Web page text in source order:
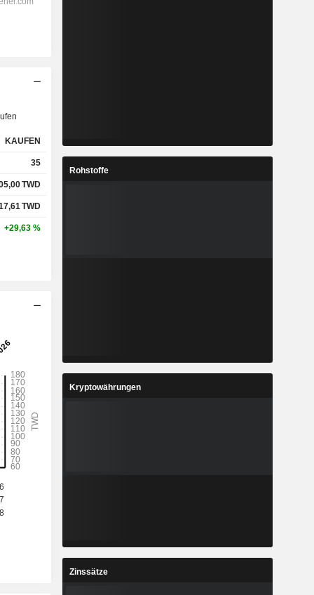
KAUFEN
35
TWD
TWD
+29,63 %
Rohstoffe
Kryptowährungen
Zinssätze